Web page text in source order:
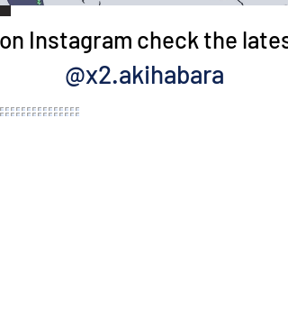
Instagram check the
@x2.akihabara